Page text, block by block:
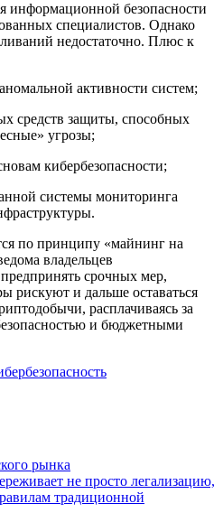
информационной безопасности
специалистов. Однако
недостаточно. Плюс к
активности систем;
средств защиты, способных
угрозы;
кибербезопасности;
системы мониторинга
по принципу «майнинг на
владельцев
срочных мер,
рискуют и дальше оставаться
расплачиваясь за
и бюджетными
рынка
не просто легализацию,
традиционной